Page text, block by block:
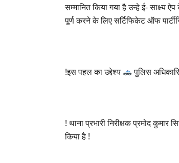
सम्मानित किया गया है उन्हे ई- साक्ष्य
पूर्ण करने के लिए सर्टिफिकेट ऑफ
!इस पहल का उद्देश्य पुलिस
! थाना प्रभारी निरीक्षक प्रमोद
किया है !